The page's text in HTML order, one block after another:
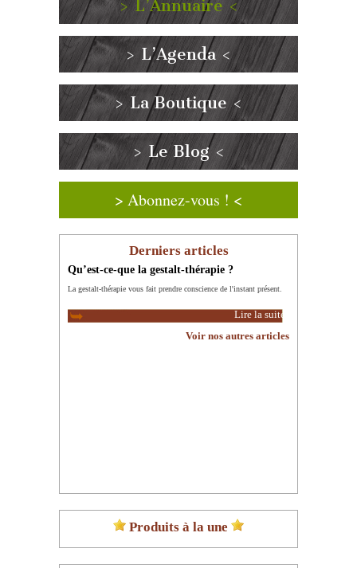
> L’Annuaire <
> L’Agenda <
> La Boutique <
> Le Blog <
> Abonnez-vous ! <
Derniers articles
Qu’est-ce-que la gestalt-thérapie ?
La gestalt-thérapie vous fait prendre conscience de l'instant présent.
Lire la suite
Voir nos autres articles
Produits à la une